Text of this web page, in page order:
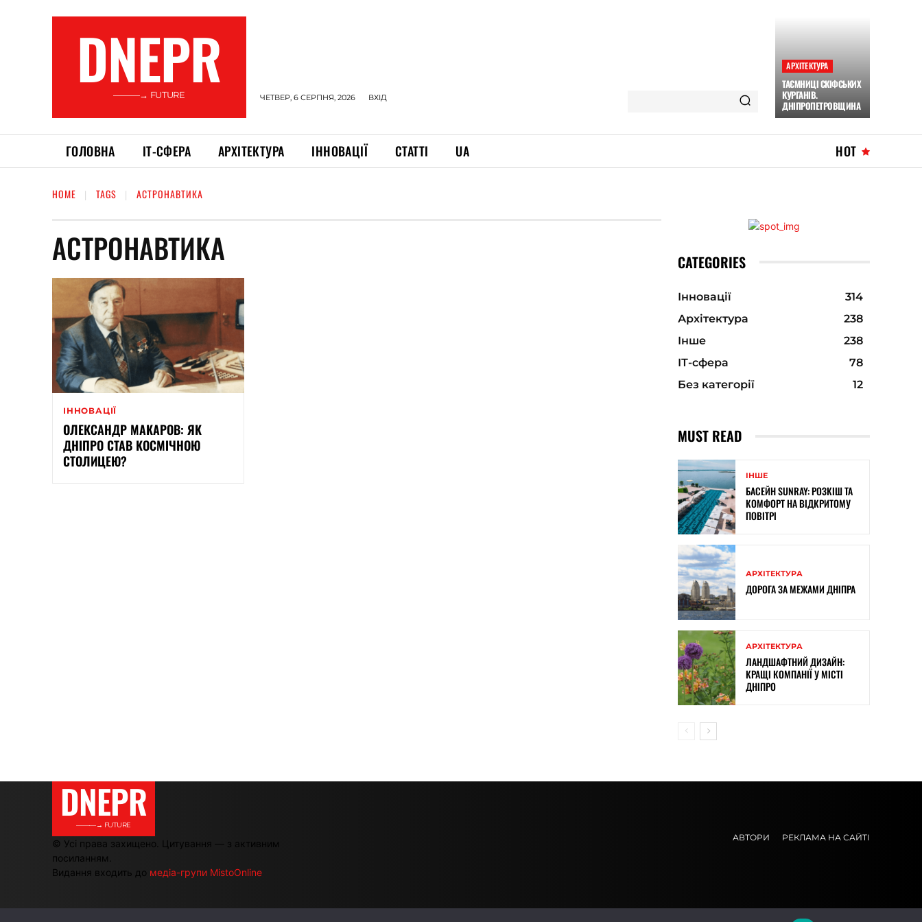
DNEPR
———→ FUTURE ЧЕТВЕР, 6 СЕРПНЯ, 2026 ВХІД
АРХІТЕКТУРА
ТАЄМНИЦІ СКІФСЬКИХ
КУРГАНІВ.
ДНІПРОПЕТРОВЩИНА
ГОЛОВНА ІТ-СФЕРА АРХІТЕКТУРА ІННОВАЦІЇ СТАТТІ UA HOT
HOME TAGS АСТРОНАВТИКА
АСТРОНАВТИКА
ІННОВАЦІЇ
ОЛЕКСАНДР МАКАРОВ: ЯК
ДНІПРО СТАВ КОСМІЧНОЮ
СТОЛИЦЕЮ?
CATEGORIES
Інновації
314
Архітектура
238
Інше
238
ІТ-сфера
78
Без категорії
12
MUST READ
ІНШЕ
БАСЕЙН SUNRAY: РОЗКІШ ТА
КОМФОРТ НА ВІДКРИТОМУ
ПОВІТРІ
АРХІТЕКТУРА
ДОРОГА ЗА МЕЖАМИ ДНІПРА
АРХІТЕКТУРА
ЛАНДШАФТНИЙ ДИЗАЙН:
КРАЩІ КОМПАНІЇ У МІСТІ
ДНІПРО
DNEPR
———→ FUTURE
© Усі права захищено. Цитування — з активним
посиланням.
Видання входить до медіа-групи MistoOnline
АВТОРИ РЕКЛАМА НА САЙТІ